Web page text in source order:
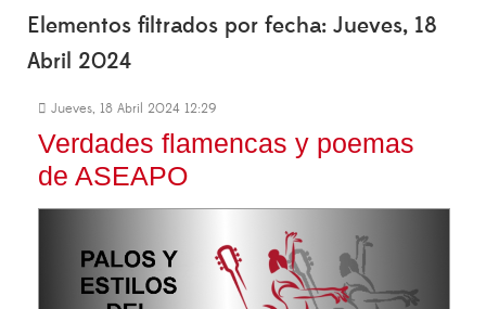
Elementos filtrados por fecha: Jueves, 18
Abril 2024
Jueves, 18 Abril 2024 12:29
Verdades flamencas y poemas
de ASEAPO